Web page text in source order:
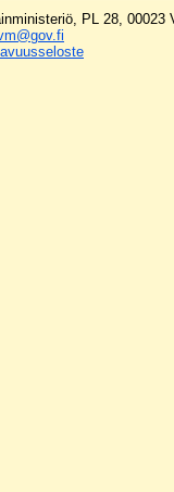
tulot
EU:lta
tulot EU:lta
rahapelitoiminnan
muut tulot
tuloutukset
PL 28, 00023